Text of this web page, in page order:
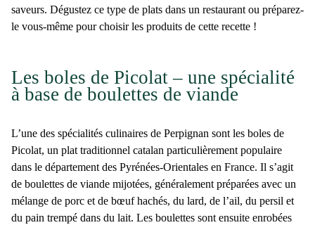
saveurs. Dégustez ce type de plats dans un restaurant ou préparez-
le vous-même pour choisir les produits de cette recette !
Les boles de Picolat – une spécialité
à base de boulettes de viande
L’une des spécialités culinaires de Perpignan sont les boles de
Picolat, un plat traditionnel catalan particulièrement populaire
dans le département des Pyrénées-Orientales en France. Il s’agit
de boulettes de viande mijotées, généralement préparées avec un
mélange de porc et de bœuf hachés, du lard, de l’ail, du persil et
du pain trempé dans du lait. Les boulettes sont ensuite enrobées